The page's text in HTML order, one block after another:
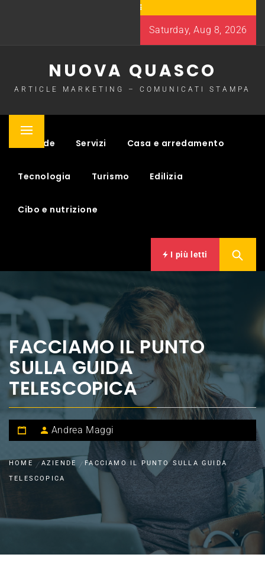
Saturday, Aug 8, 2026
NUOVA QUASCO
ARTICLE MARKETING – COMUNICATI STAMPA
Primary
Aziende Servizi Casa e arredamento
Tecnologia Turismo Edilizia
Cibo e nutrizione
I più letti
FACCIAMO IL PUNTO
SULLA GUIDA
TELESCOPICA
Andrea Maggi
HOME AZIENDE
FACCIAMO IL PUNTO SULLA GUIDA
TELESCOPICA